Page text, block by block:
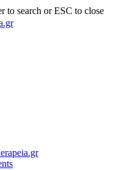
to search or ESC to close
14 Σεπτεμβρίου,